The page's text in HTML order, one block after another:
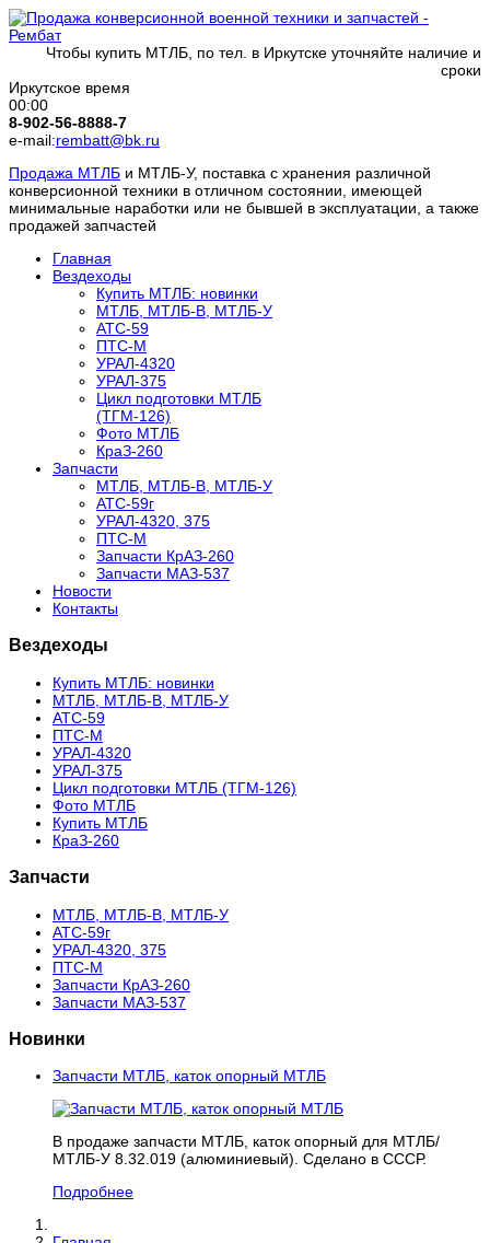
Чтобы купить МТЛБ, по тел. в Иркутске уточняйте наличие и
сроки
Иркутское время
00:00
8-902-56-8888-7
e-mail:rembatt@bk.ru
Продажа МТЛБ и МТЛБ-У, поставка с хранения различной
конверсионной техники в отличном состоянии, имеющей
минимальные наработки или не бывшей в эксплуатации, а также
продажей запчастей
Главная
Вездеходы
Купить МТЛБ: новинки
МТЛБ, МТЛБ-В, МТЛБ-У
АТС-59
ПТС-М
УРАЛ-4320
УРАЛ-375
Цикл подготовки МТЛБ
(ТГМ-126)
Фото МТЛБ
КраЗ-260
Запчасти
МТЛБ, МТЛБ-В, МТЛБ-У
АТС-59г
УРАЛ-4320, 375
ПТС-М
Запчасти КрАЗ-260
Запчасти МАЗ-537
Новости
Контакты
Вездеходы
Купить МТЛБ: новинки
МТЛБ, МТЛБ-В, МТЛБ-У
АТС-59
ПТС-М
УРАЛ-4320
УРАЛ-375
Цикл подготовки МТЛБ (ТГМ-126)
Фото МТЛБ
Купить МТЛБ
КраЗ-260
Запчасти
МТЛБ, МТЛБ-В, МТЛБ-У
АТС-59г
УРАЛ-4320, 375
ПТС-М
Запчасти КрАЗ-260
Запчасти МАЗ-537
Новинки
Запчасти МТЛБ, каток опорный МТЛБ
В продаже запчасти МТЛБ, каток опорный для МТЛБ/
МТЛБ-У 8.32.019 (алюминиевый). Сделано в СССР.
Подробнее